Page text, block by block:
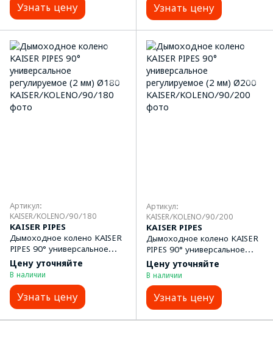
Узнать цену Узнать цену
Артикул:
KAISER/KOLENO/90/180
KAISER PIPES
Дымоходное колено KAISER
PIPES 90° универсальное
регулируемое (2 мм) Ø180
Цену уточняйте
В наличии
Узнать цену
Артикул:
KAISER/KOLENO/90/200
KAISER PIPES
Дымоходное колено KAISER
PIPES 90° универсальное
регулируемое (2 мм) Ø200
Цену уточняйте
В наличии
Узнать цену